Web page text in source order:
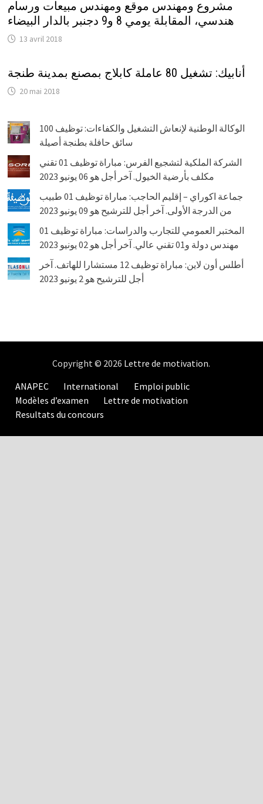
مشروع ومهندس موقع ومهندس مبيعات ورسام
هندسي، المقابلة يومي 8 و9 دجنبر بالدار البيضاء
13 avril 2018
أنابيك: تشغيل 80 عاملة كابلاج بمصنع بمدينة طنجة
20 mai 2018
الوكالة الوطنية لإنعاش التشغيل والكفاءات: توظيف 100
سائق حافلة بطنجة أصيلة
الشركة الملكية لتشجيع الفرس: مباراة توظيف 01 تقني
مكلف بأرضية الخيول. آخر أجل هو 06 يونيو 2023
جماعة اكوراي – إقليم الحاجب: مباراة توظيف 01 طبيب
من الدرجة الأولى. آخر أجل للترشيح هو 09 يونيو 2023
المختبر العمومي للتجارب والدراسات: مباراة توظيف 01
مهندس دولة و01 تقني عالي. آخر أجل هو 02 يونيو 2023
أطلس أون لاين: مباراة توظيف 12 مستشارا للهاتف. آخر
أجل للترشيح هو 2 يونيو 2023
Copyright © 2026 Lettre de motivation.
ANAPEC
International
Emploi public
Modèles d’examen
Lettre de motivation
Resultats du concours